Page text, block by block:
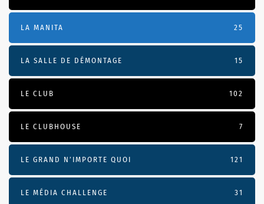
LA MANITA 25
LA SALLE DE DÉMONTAGE 15
LE CLUB 102
LE CLUBHOUSE 7
LE GRAND N’IMPORTE QUOI 121
LE MÉDIA CHALLENGE 31